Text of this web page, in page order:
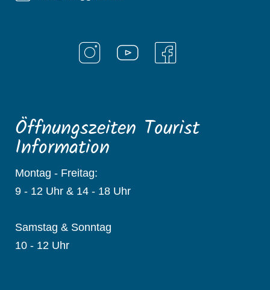
Öffnungszeiten Tourist
Information
Montag - Freitag:
9 - 12 Uhr & 14 - 18 Uhr
Samstag & Sonntag
10 - 12 Uhr